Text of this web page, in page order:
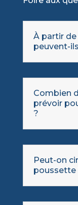
À partir
peuvent-
Combien
prévoir
?
Peut-on
poussette